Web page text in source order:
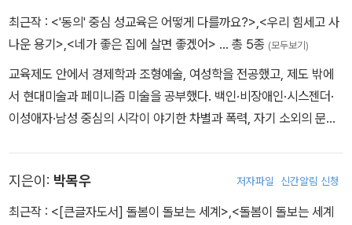
최근작 : <'동의' 중심 성교육은 어떻게 다를까요?> <우리 힘세고 사
나운 용기> <네가 좋은 집에 살면 좋겠어> … 총 5종 (모두보기)
교육제도 안에서 경제학과 조형예술, 여성학을 전공했고, 제도 밖에
서 현대미술과 페미니즘 미술을 공부했다. 백인·비장애인·시스젠더·
이성애자·남성 중심의 시각이 야기한 차별과 폭력, 자기 소외의 문제
촉 폭력예방통합교육 전문강사, 경기도 성평등홍보물 자문위원으로
도 활동하고 있다. 지은 책으로는《화가들은 왜 비너스를 눕혔을까?》
지은이: 박목우 저자파일 신간알림 신청
최근작 : <[큰글자도서] 돌봄이 돌보는 세계> <돌봄이 돌보는 세계